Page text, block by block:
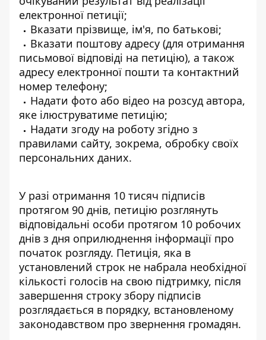
електронної петиції;
Вказати прізвище, ім'я, по батькові;
Вказати поштову адресу (для отримання
письмової відповіді на петицію), а також
адресу електронної пошти та контактний
номер телефону;
Надати фото або відео на розсуд автора,
яке ілюструватиме петицію;
Надати згоду на роботу згідно з
правилами сайту, зокрема, обробку своїх
персональних даних.
У разі отримання 10 тисяч підписів
протягом 90 днів, петицію розглянуть
відповідальні особи протягом 10 робочих
днів з дня оприлюднення інформації про
початок розгляду. Петиція, яка в
установлений строк не набрала необхідної
кількості голосів на свою підтримку, після
завершення строку збору підписів
розглядається в порядку, встановленому
законодавством про звернення громадян.